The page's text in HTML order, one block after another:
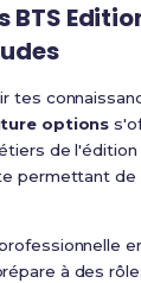
tes
options
de
permettant de
à des